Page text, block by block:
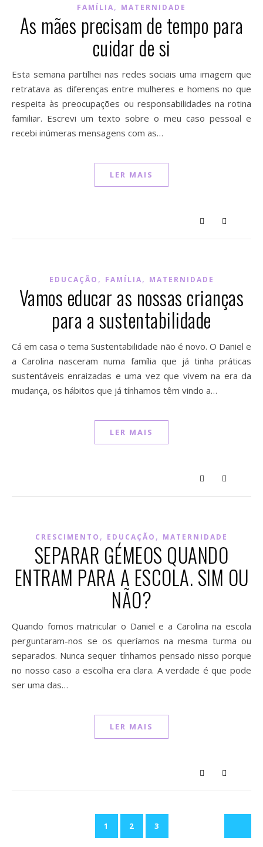
FAMÍLIA, MATERNIDADE
As mães precisam de tempo para
cuidar de si
Esta semana partilhei nas redes sociais uma imagem que
retratava as diferenças entre mulheres e homens no que
respeita às preocupações ou responsabilidades na rotina
familiar. Escrevi um texto sobre o meu caso pessoal e
recebi inúmeras mensagens com as…
LER MAIS
EDUCAÇÃO , FAMÍLIA, MATERNIDADE
Vamos educar as nossas crianças
para a sustentabilidade
Cá em casa o tema Sustentabilidade não é novo. O Daniel e
a Carolina nasceram numa família que já tinha práticas
sustentáveis enraizadas e uma vez que vivem na era da
mudança, os hábitos que já tínhamos têm vindo a…
LER MAIS
CRESCIMENTO , EDUCAÇÃO , MATERNIDADE
SEPARAR GÉMEOS QUANDO
ENTRAM PARA A ESCOLA. SIM OU
NÃO?
Quando fomos matricular o Daniel e a Carolina na escola
perguntaram-nos se os queríamos na mesma turma ou
separados. Nunca sequer tínhamos pensado nisso porque
no nosso caso a escolha era clara. A verdade é que pode
ser uma das…
LER MAIS
1 2 3